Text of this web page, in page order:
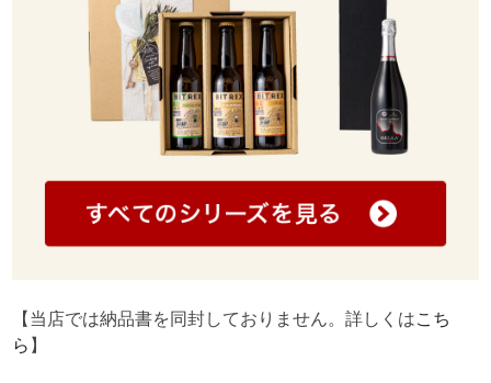
【当店では納品書を同封しておりません。詳しくはこち
ら 】